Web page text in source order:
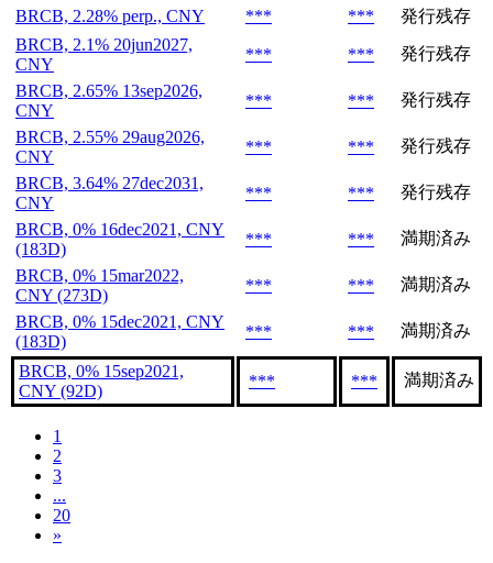
BRCB, 2.28% perp., CNY *** ***
発行残存
BRCB, 2.1% 20jun2027,
CNY
*** ***
発行残存
BRCB, 2.65% 13sep2026,
CNY
*** ***
発行残存
BRCB, 2.55% 29aug2026,
CNY
*** ***
発行残存
BRCB, 3.64% 27dec2031,
CNY
*** ***
発行残存
BRCB, 0% 16dec2021, CNY
(183D)
*** ***
満期済み
BRCB, 0% 15mar2022,
CNY (273D)
*** ***
満期済み
BRCB, 0% 15dec2021, CNY
(183D)
*** *** 満期済み
BRCB, 0% 15sep2021,
CNY (92D)
*** *** 満期済み
1
2
3
...
20
»